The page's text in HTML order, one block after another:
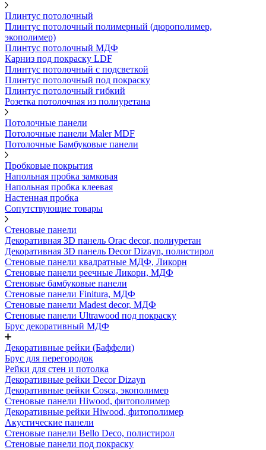
Плинтус потолочный
Плинтус потолочный полимерный (дюрополимер,
экополимер)
Плинтус потолочный МДФ
Карниз под покраску LDF
Плинтус потолочный с подсветкой
Плинтус потолочный под покраску
Плинтус потолочный гибкий
Розетка потолочная из полиуретана
Потолочные панели
Потолочные панели Maler MDF
Потолочные Бамбуковые панели
Пробковые покрытия
Напольная пробка замковая
Напольная пробка клеевая
Настенная пробка
Сопутствующие товары
Стеновые панели
Декоративная 3D панель Orac decor, полиуретан
Декоративная 3D панель Decor Dizayn, полистирол
Стеновые панели квадратные МДФ, Ликорн
Стеновые панели реечные Ликорн, МДФ
Стеновые бамбуковые панели
Стеновые панели Finitura, МДФ
Стеновые панели Madest decor, МДФ
Стеновые панели Ultrawood под покраску
Брус декоративный МДФ
Декоративные рейки (Баффели)
Брус для перегородок
Рейки для стен и потолка
Декоративные рейки Decor Dizayn
Декоративные рейки Cosca, экополимер
Стеновые панели Hiwood, фитополимер
Декоративные рейки Hiwood, фитополимер
Акустические панели
Стеновые панели Bello Deco, полистирол
Стеновые панели под покраску